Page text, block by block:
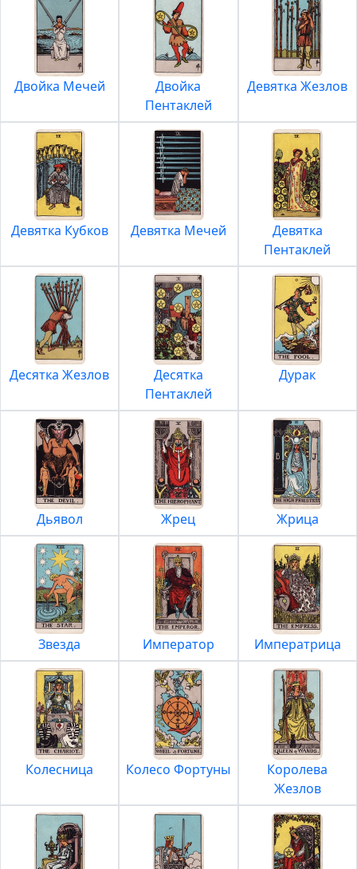
Двойка Мечей
Двойка
Пентаклей
Девятка Жезлов
Девятка Кубков Девятка Мечей
Девятка
Пентаклей
Десятка Жезлов
Десятка
Пентаклей
Дурак
Дьявол Жрец Жрица
Звезда Император Императрица
Колесница Колесо Фортуны
Королева
Жезлов